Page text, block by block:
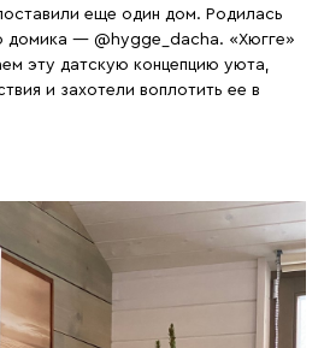
еще один дом. Родилась
домика — @hygge_dacha. «Хюгге»
эту датскую концепцию уюта,
и захотели воплотить ее в